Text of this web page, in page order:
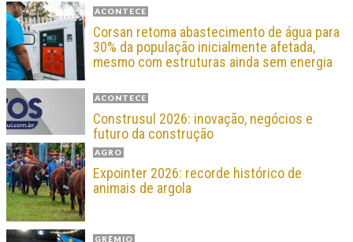
ACONTECE
Corsan retoma abastecimento de água para
30% da população inicialmente afetada,
mesmo com estruturas ainda sem energia
ACONTECE
Construsul 2026: inovação, negócios e
futuro da construção
AGRO
Expointer 2026: recorde histórico de
animais de argola
GRÊMIO